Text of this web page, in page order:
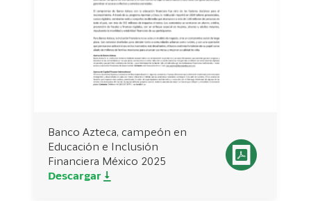
Banco Azteca, campeón en
Educación e Inclusión
Financiera México 2025
Descargar